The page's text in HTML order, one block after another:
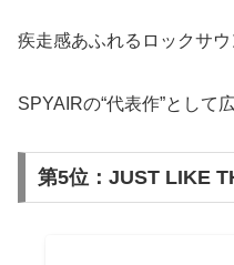
疾走感あふれるロックサウ
SPYAIRの“代表作”として
第5位：JUST LIKE